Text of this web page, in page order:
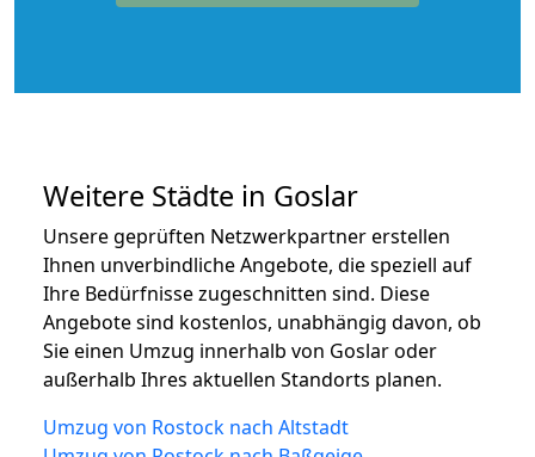
Weitere Städte in Goslar
Unsere geprüften Netzwerkpartner erstellen
Ihnen unverbindliche Angebote, die speziell auf
Ihre Bedürfnisse zugeschnitten sind. Diese
Angebote sind kostenlos, unabhängig davon, ob
Sie einen Umzug innerhalb von Goslar oder
außerhalb Ihres aktuellen Standorts planen.
Umzug von Rostock nach Altstadt